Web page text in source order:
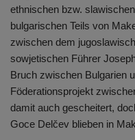
ethnischen bzw.
bulgarischen Teils von
zwischen dem
sowjetischen Führer
Bruch zwischen Bulgarien
Föderationsprojekt
damit auch gescheitert,
Goce Delčev blieben in